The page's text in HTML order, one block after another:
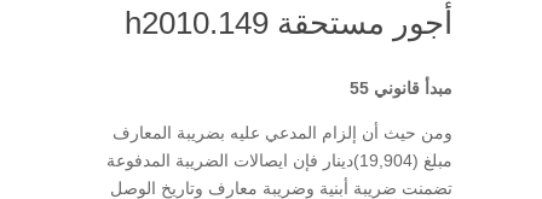
أجور مستحقة h2010.149
مبدأ قانوني 55
ومن حيث أن إلزام المدعي عليه بضريبة المعارف
مبلغ (19,904)دينار فإن ايصالات الضريبة المدفوعة
تضمنت ضريبة أبنية وضريبة معارف وتاريخ الوصل